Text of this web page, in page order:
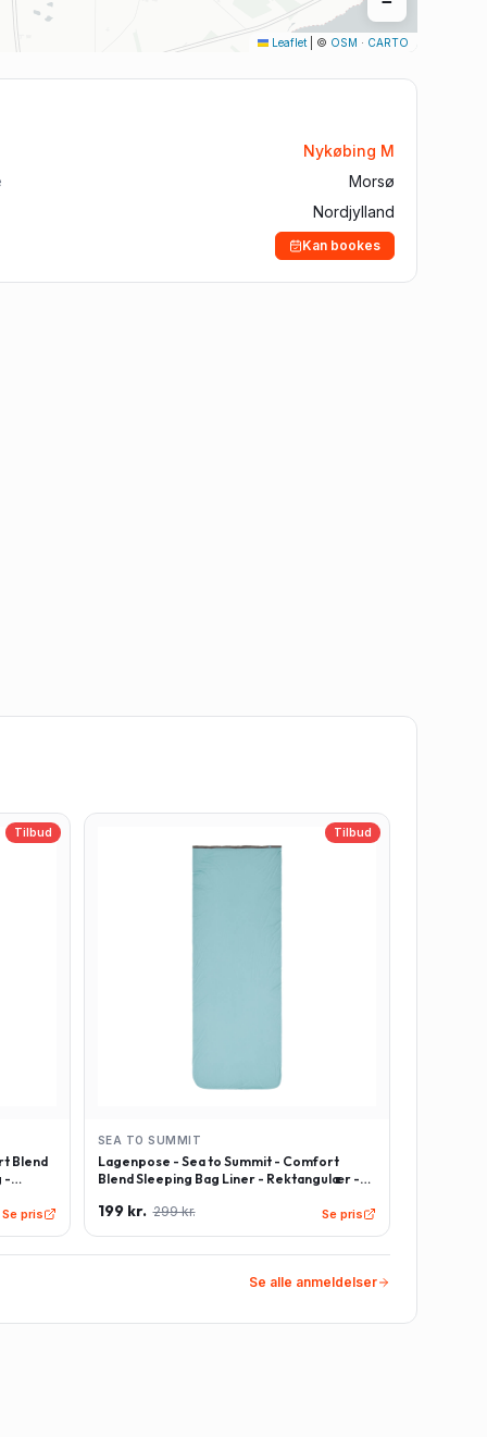
Aalborg
Vejle
Leaflet © OSM · CARTO
Nykøbing M
Morsø
Nordjylland
Kan bookes
Tilbud
Blend
-
Se pris
Tilbud
SEA TO SUMMIT
Lagenpose - Sea to Summit - Comfort
Blend Sleeping Bag Liner - Rektangulær -
199 kr. 299 kr. Se pris
Se alle anmeldelser